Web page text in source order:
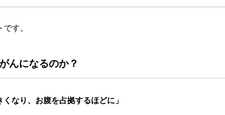
す。
んになるのか？
なり、お腹を占拠するほどに」